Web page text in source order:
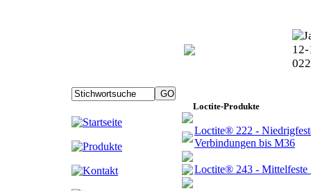
Loctite-Produkte
Loctite® 222 -
Verbindungen bis M36
Loctite® 243 - Mittelfeste